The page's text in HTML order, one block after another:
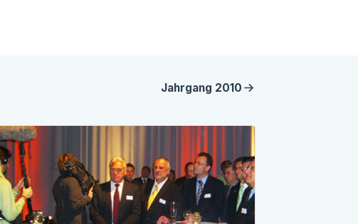
Jahrgang 2010